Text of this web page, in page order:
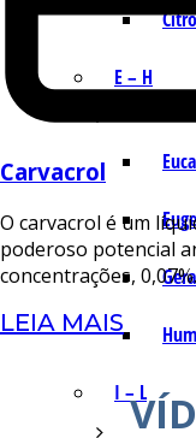
E – H
I – L
Carvacrol
O carvacrol é um
poderoso potencial
concentrações, 0,07%.
LEIA MAIS